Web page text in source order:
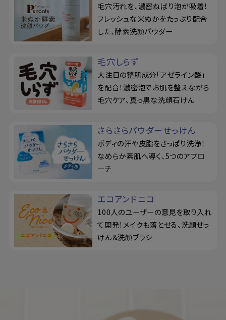
毛穴汚れを、濃密ねばり泡が吸着！
フレッシュな米ぬかをたっぷり配合
した、酵素洗顔パウダー
毛穴しらず
大注目の整肌成分「アゼライン酸」
を配合！濃密泡でお肌を整えながら
毛穴ケア、真っ黒な洗顔石けん
さらさらパウダーせっけん
ボディの汗や皮脂をさっぱり洗浄！
なめらか素肌へ導く、5つのアプロ
ーチ
エコアンドニコ
100人のユーザーの意見を取り入れ
て開発！メイクも落とせる、洗顔せっ
けん＆洗顔ブラシ